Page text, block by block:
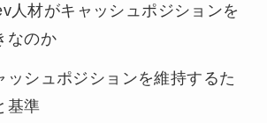
人材がキャッシュポジションを
なのか
ッシュポジションを維持するた
基準